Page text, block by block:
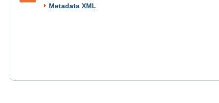
Metadata XML